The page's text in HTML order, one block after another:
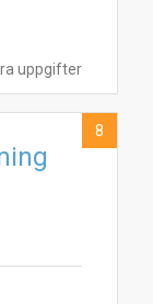
uppgifter
8